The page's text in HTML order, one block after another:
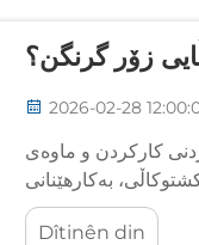
زۆر گرنگن؟
2026-02-28
کارکردن و ماوەی
بەکارهێنانی
ماڵی یان ...
Dîtinên din